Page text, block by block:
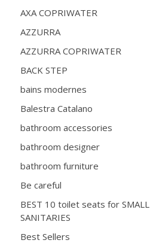
AXA COPRIWATER
AZZURRA
AZZURRA COPRIWATER
BACK STEP
bains modernes
Balestra Catalano
bathroom accessories
bathroom designer
bathroom furniture
Be careful
BEST 10 toilet seats for SMALL
SANITARIES
Best Sellers